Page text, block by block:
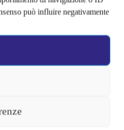
può influire negativamente
un’intera storia